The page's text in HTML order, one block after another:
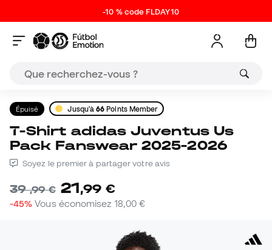
-10 % code FLDAY10
Épuisé Jusqu'à66 Points Member
T-Shirt adidas Juventus Us
Pack Fanswear 2025-2026
Soyez le premier à partager votre avis
39,99 € 21,99 €
-45% Vous économisez 18,00 €